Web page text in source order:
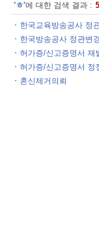
'ㅎ'에 대한 검색 결과 : 5
한국교육방송공사 정
한국방송공사 정관변
허가증/신고증명서 재
허가증/신고증명서 정
혼신제거의뢰